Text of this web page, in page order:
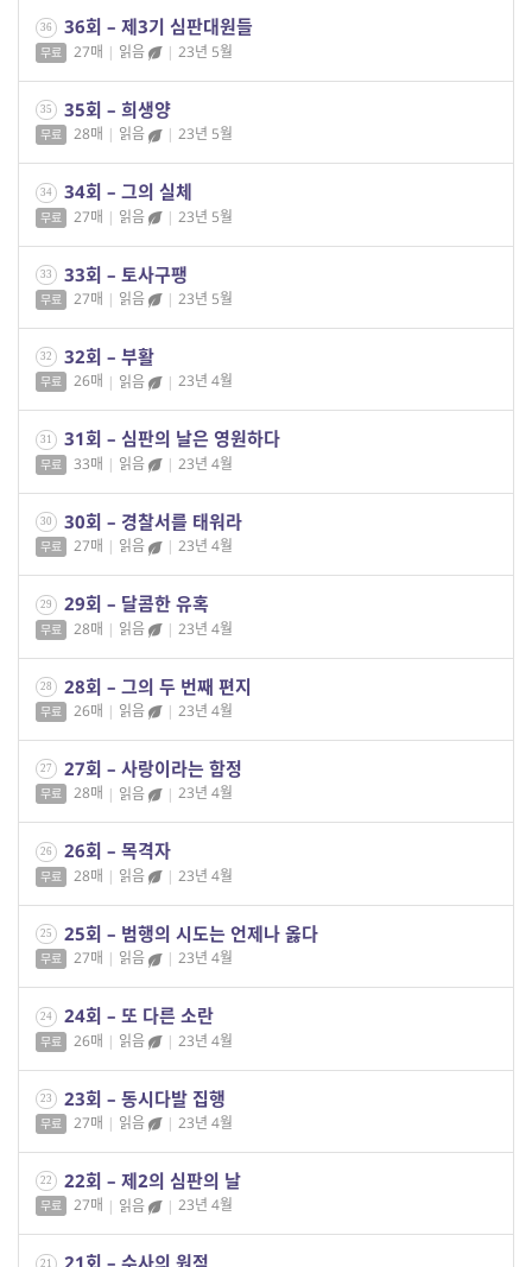
36 36회 – 제3기 심판대원들
무료 27매 | 읽음 | 23년 5월
35 35회 – 희생양
무료 28매 | 읽음 | 23년 5월
34 34회 – 그의 실체
무료 27매 | 읽음 | 23년 5월
33 33회 – 토사구팽
무료 27매 | 읽음 | 23년 5월
32 32회 – 부활
무료 26매 | 읽음 | 23년 4월
31 31회 – 심판의 날은 영원하다
무료 33매 | 읽음 | 23년 4월
30 30회 – 경찰서를 태워라
무료 27매 | 읽음 | 23년 4월
29 29회 – 달콤한 유혹
무료 28매 | 읽음 | 23년 4월
28 28회 – 그의 두 번째 편지
무료 26매 | 읽음 | 23년 4월
27 27회 – 사랑이라는 함정
무료 28매 | 읽음 | 23년 4월
26 26회 – 목격자
무료 28매 | 읽음 | 23년 4월
25 25회 – 범행의 시도는 언제나 옳다
무료 27매 | 읽음 | 23년 4월
24 24회 – 또 다른 소란
무료 26매 | 읽음 | 23년 4월
23 23회 – 동시다발 집행
무료 27매 | 읽음 | 23년 4월
22 22회 – 제2의 심판의 날
무료 27매 | 읽음 | 23년 4월
21